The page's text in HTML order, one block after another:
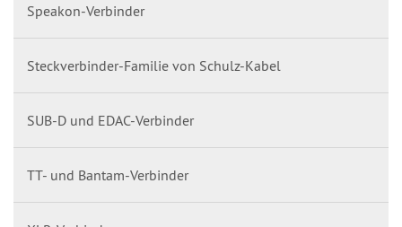
Speakon-Verbinder
Steckverbinder-Familie von Schulz-Kabel
SUB-D und EDAC-Verbinder
TT- und Bantam-Verbinder